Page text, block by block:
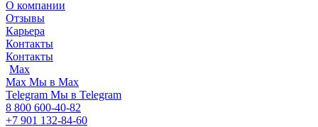
О компании
Отзывы
Карьера
Контакты
Контакты
Max
Max Мы в Max
Telegram Мы в Telegram
8 800 600-40-82
+7 901 132-84-60